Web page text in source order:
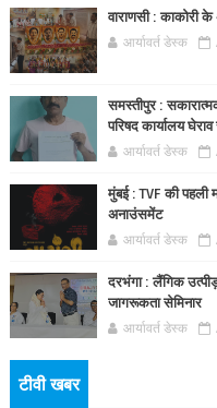
वाराणसी : काकोरी
आर्यावर्त डेस्क
समस्तीपुर :
परिषद कार्यालय
आर्यावर्त डेस्क
मुंबई : TVF की पहली
अनाउंसमेंट
आर्यावर्त डेस्क
दरभंगा : लैंगिक
जागरूकता सेमिनार
आर्यावर्त डेस्क
टीवी खबर